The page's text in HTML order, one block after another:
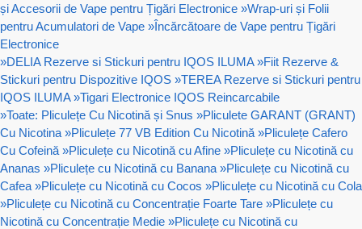
și Accesorii de Vape pentru Țigări Electronice »Wrap-uri și Folii
pentru Acumulatori de Vape »Încărcătoare de Vape pentru Țigări
Electronice
»DELIA Rezerve si Stickuri pentru IQOS ILUMA »Fiit Rezerve &
Stickuri pentru Dispozitive IQOS »TEREA Rezerve si Stickuri pentru
IQOS ILUMA »Tigari Electronice IQOS Reincarcabile
»Toate: Pliculețe Cu Nicotină și Snus »Pliculete GARANT (GRANT)
Cu Nicotina »Pliculețe 77 VB Edition Cu Nicotină »Pliculețe Cafero
Cu Cofeină »Pliculețe cu Nicotină cu Afine »Pliculețe cu Nicotină cu
Ananas »Pliculețe cu Nicotină cu Banana »Pliculețe cu Nicotină cu
Cafea »Pliculețe cu Nicotină cu Cocos »Pliculețe cu Nicotină cu Cola
»Pliculețe cu Nicotină cu Concentrație Foarte Tare »Pliculețe cu
Nicotină cu Concentrație Medie »Pliculețe cu Nicotină cu